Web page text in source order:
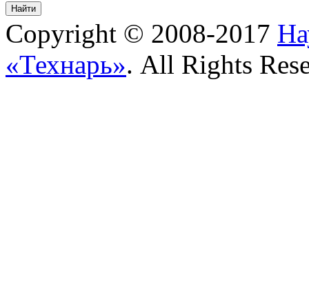
Copyright © 2008-2017
«Технарь». All Rights